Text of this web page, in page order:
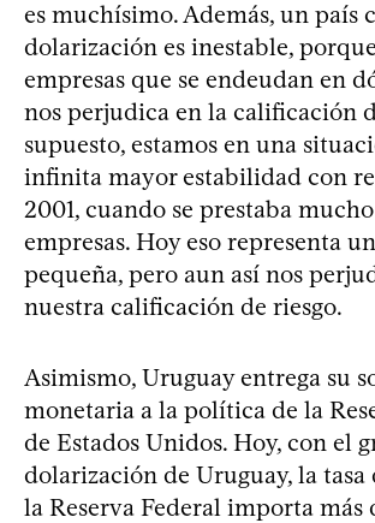
es muchísimo. Además, un país
dolarización es inestable,
empresas que se endeudan en
nos perjudica en la calificación
supuesto, estamos en una
infinita mayor estabilidad con
2001, cuando se prestaba
empresas. Hoy eso representa
pequeña, pero aun así nos
nuestra calificación de riesgo.
Asimismo, Uruguay entrega su
monetaria a la política de la
de Estados Unidos. Hoy, con el
dolarización de Uruguay, la tasa
la Reserva Federal importa más